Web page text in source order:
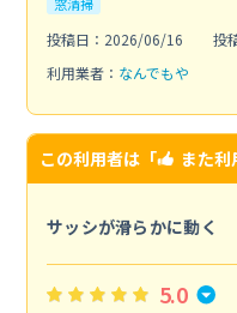
窓清掃
投稿日：2026/06/16
投
利用業者： なんでもや
この利用者は「 また
サッシが滑らかに動く
5.0